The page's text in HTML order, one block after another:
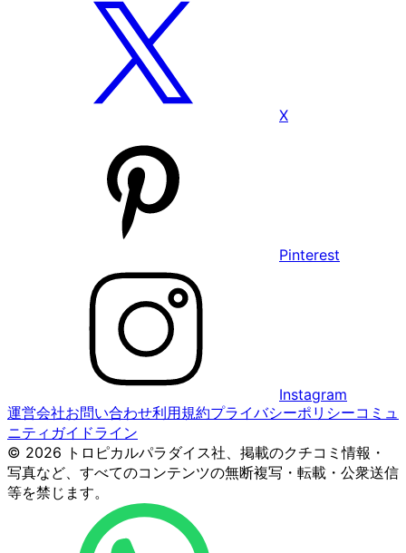
X
Pinterest
Instagram
運営会社お問い合わせ利用規約プライバシーポリシーコミュ
ニティガイドライン
© 2026 トロピカルパラダイス社、掲載のクチコミ情報・
写真など、すべてのコンテンツの無断複写・転載・公衆送信
等を禁じます。